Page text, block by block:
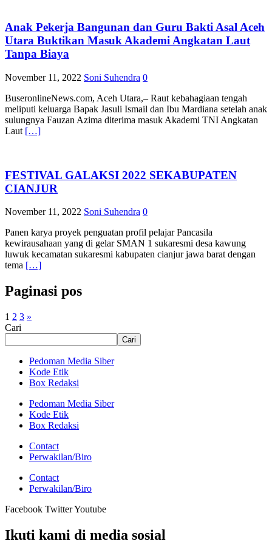
Anak Pekerja Bangunan dan Guru Bakti Asal Aceh
Utara Buktikan Masuk Akademi Angkatan Laut
Tanpa Biaya
November 11, 2022 Soni Suhendra 0
BuseronlineNews.com, Aceh Utara,– Raut kebahagiaan tengah
meliputi keluarga Bapak Jasuli Ismail dan Ibu Mardiana setelah anak
sulungnya Fauzan Azima diterima masuk Akademi TNI Angkatan
Laut […]
FESTIVAL GALAKSI 2022 SEKABUPATEN
CIANJUR
November 11, 2022 Soni Suhendra 0
Panen karya proyek penguatan profil pelajar Pancasila
kewirausahaan yang di gelar SMAN 1 sukaresmi desa kawung
luwuk kecamatan sukaresmi kabupaten cianjur jawa barat dengan
tema […]
Paginasi pos
1 2 3 »
Cari
Cari
Pedoman Media Siber
Kode Etik
Box Redaksi
Pedoman Media Siber
Kode Etik
Box Redaksi
Contact
Perwakilan/Biro
Contact
Perwakilan/Biro
Facebook TwitterYoutube
Ikuti kami di media sosial